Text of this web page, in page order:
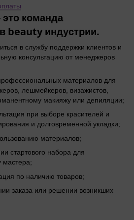
команда
beauty индустрии.
в службу поддержки клиентов и
консультацию от менеджеров
материалов для
лешмейкеров, визажистов,
макияжу или депиляции;
при выборе красителей и
и долговременной укладки;
материалов;
стартового набора для
мастера;
по наличию товаров;
заказа или решении возникших